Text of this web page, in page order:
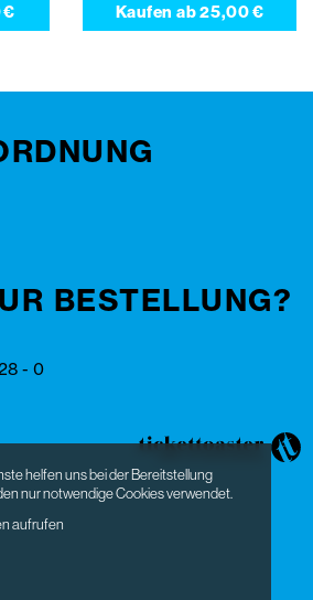
€ Kaufen ab25,00 €
BESTELLUNG?
- 0
helfen uns bei der Bereitstellung
nur notwendige Cookies verwendet.
aufrufen